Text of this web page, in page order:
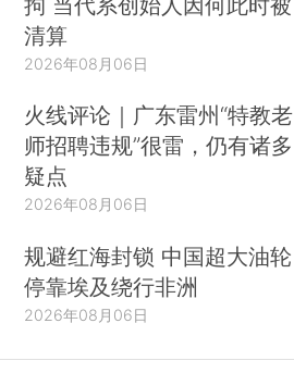
清算
2026年08月06日
火线评论｜广东雷州“特教老
师招聘违规”很雷，仍有诸多
疑点
2026年08月06日
规避红海封锁 中国超大油轮
停靠埃及绕行非洲
2026年08月06日